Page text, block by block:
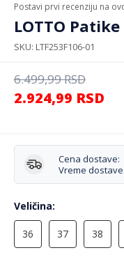
Postavi prvi recenziju na
LOTTO
SKU LTF253F106-01
6.499,99RSD
2.924,99 RSD
Cena dostave:
Vreme dostave:
Veličina
36 37 38